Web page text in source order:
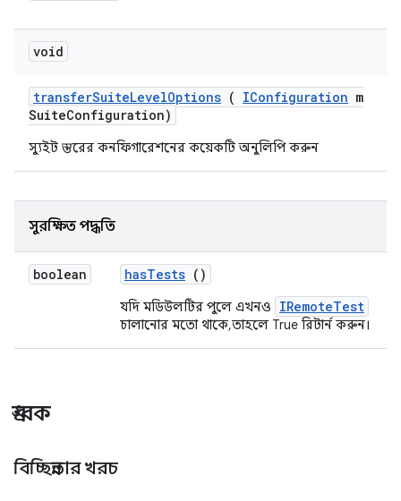
void
transferSuiteLevelOptions ( IConfiguration m
SuiteConfiguration)
স্যুইট স্তরের কনফিগারেশনের কয়েকটি অনুলিপি করুন
সুরক্ষিত পদ্ধতি
boolean hasTests ()
যদি মডিউলটির পুলে এখনও IRemoteTest
চালানোর মতো থাকে, তাহলে True রিটার্ন করুন।
ধ্রুবক
বিচ্ছিন্নতার খরচ